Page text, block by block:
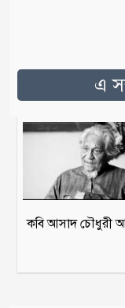
এ
কবি আসাদ চৌধুরী